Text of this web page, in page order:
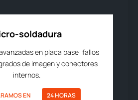
soldadura
en placa base: fallos
de imagen y conectores
internos.
EN 24 HORAS